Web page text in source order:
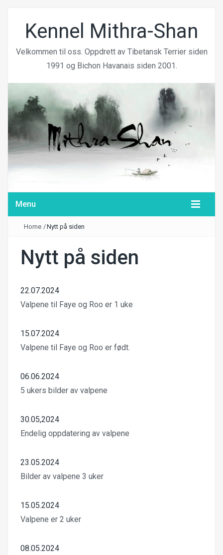
Kennel Mithra-Shan
Velkommen til oss. Oppdrett av Tibetansk Terrier siden
1991 og Bichon Havanais siden 2001.
Menu
Home /Nytt på siden
Nytt på siden
22.07.2024
Valpene til Faye og Roo er 1 uke
15.07.2024
Valpene til Faye og Roo er født.
06.06.2024
5 ukers bilder av valpene
30.05,2024
Endelig oppdatering av valpene
23.05.2024
Bilder av valpene 3 uker
15.05.2024
Valpene er 2 uker
08.05.2024